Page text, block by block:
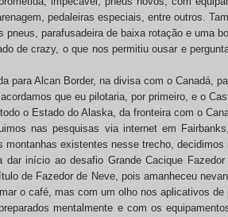
pedaleiras especiais, entre outros.
parafusadeira de baixa rotação e uma
de crazy, o que nos permitiu ousar e
para Alcan Border, na divisa com o Canadá,
que eu pilotaria, por primeiro, e o
o Estado do Alaska, da fronteira com o
nas pesquisas via internet em
montanhas existentes nesse trecho,
dar início ao desafio Grande Cacique
de Fazedor de Neve, pois amanheceu
o café, mas com um olho nos aplicativos de
mentalmente e com os